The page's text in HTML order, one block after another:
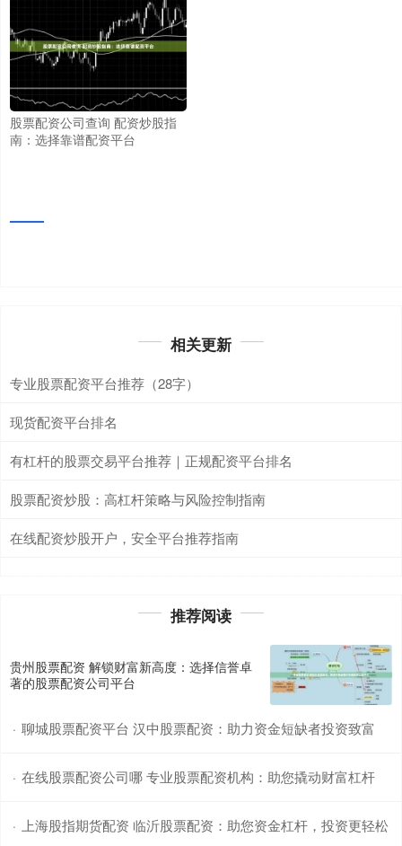
股票配资公司查询 配资炒股指
南：选择靠谱配资平台
相关更新
专业股票配资平台推荐（28字）
现货配资平台排名
有杠杆的股票交易平台推荐｜正规配资平台排名
股票配资炒股：高杠杆策略与风险控制指南
在线配资炒股开户，安全平台推荐指南
推荐阅读
贵州股票配资 解锁财富新高度：选择信誉卓
著的股票配资公司平台
· 聊城股票配资平台 汉中股票配资：助力资金短缺者投资致富
· 在线股票配资公司哪 专业股票配资机构：助您撬动财富杠杆
· 上海股指期货配资 临沂股票配资：助您资金杠杆，投资更轻松